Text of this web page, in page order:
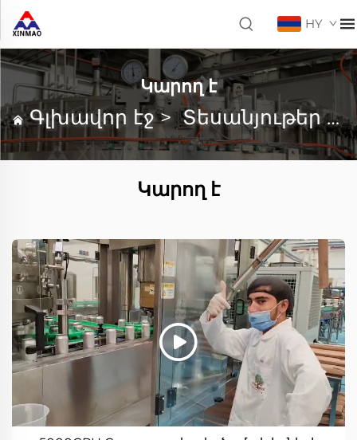
HY
Կարող է
Գլխավոր էջ>Տեսանյութեր>
Կարող է